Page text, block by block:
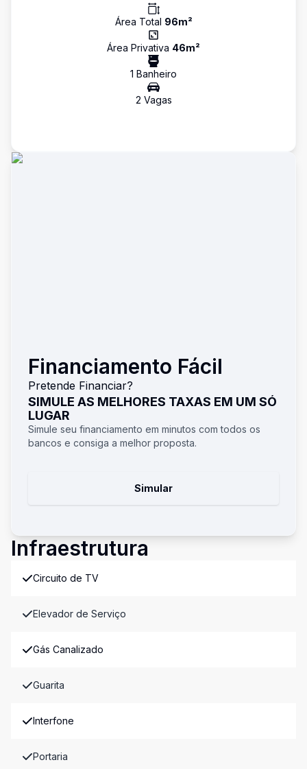
Área Total 96m²
Área Privativa 46m²
1 Banheiro
2 Vagas
Financiamento Fácil
Pretende Financiar?
SIMULE AS MELHORES TAXAS EM UM SÓ
LUGAR
Simule seu financiamento em minutos com todos os
bancos e consiga a melhor proposta.
Simular
Infraestrutura
Circuito de TV
Elevador de Serviço
Gás Canalizado
Guarita
Interfone
Portaria